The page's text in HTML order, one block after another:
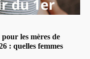
les mères de
: quelles femmes